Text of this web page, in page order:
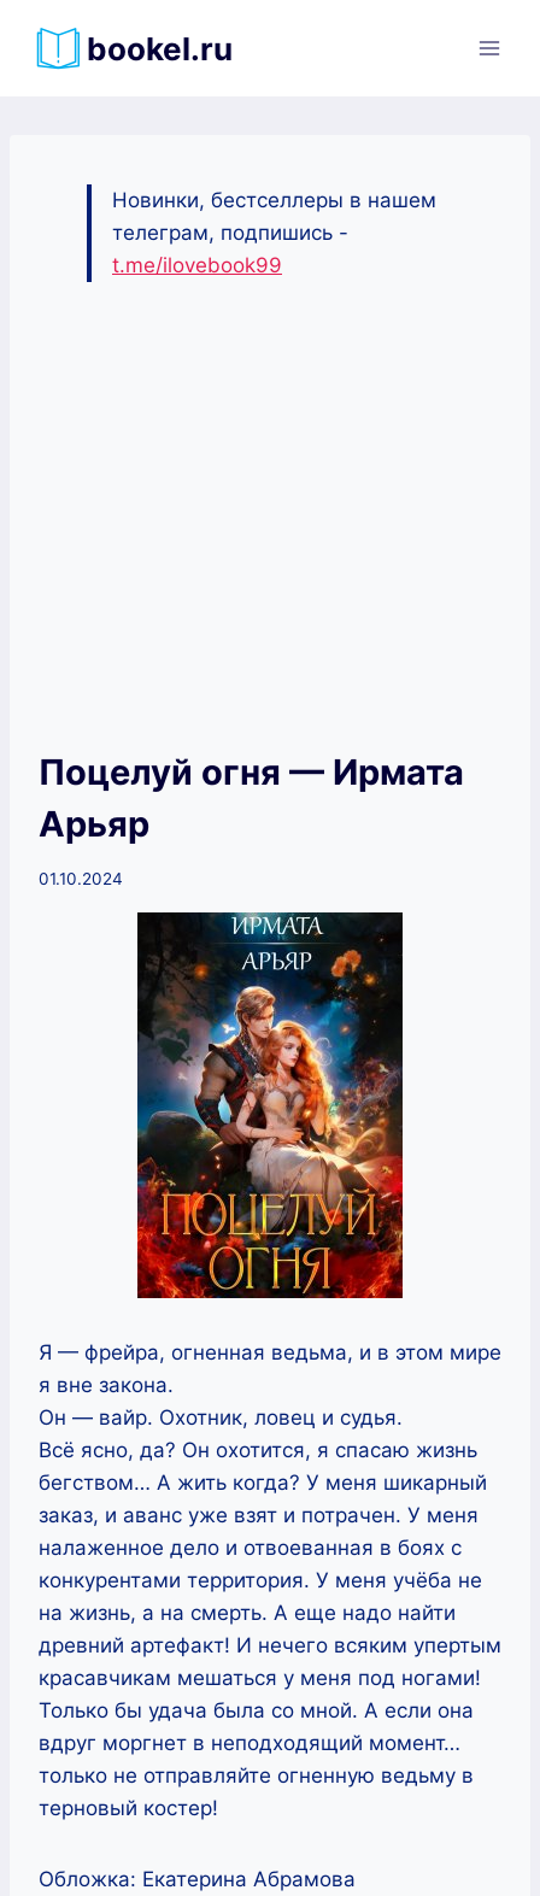
bookel.ru
Новинки, бестселлеры в нашем
телеграм, подпишись -
t.me/ilovebook99
Поцелуй огня — Ирмата
Арьяр
01.10.2024
Я — фрейра, огненная ведьма, и в этом мире
я вне закона.
Он — вайр. Охотник, ловец и судья.
Всё ясно, да? Он охотится, я спасаю жизнь
бегством… А жить когда? У меня шикарный
заказ, и аванс уже взят и потрачен. У меня
налаженное дело и отвоеванная в боях с
конкурентами территория. У меня учёба не
на жизнь, а на смерть. А еще надо найти
древний артефакт! И нечего всяким упертым
красавчикам мешаться у меня под ногами!
Только бы удача была со мной. А если она
вдруг моргнет в неподходящий момент…
только не отправляйте огненную ведьму в
терновый костер!
Обложка: Екатерина Абрамова